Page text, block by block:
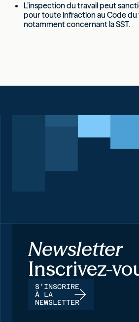
L’inspection du travail peut
pour toute infraction au Code du
notamment concernant la SST.
Newsletter
Inscrivez-
S’INSCRIRE
À LA
NEWSLETTER